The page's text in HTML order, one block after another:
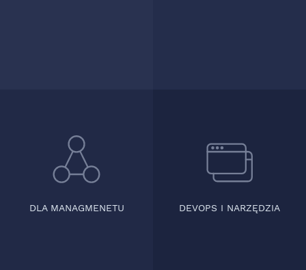
DLA MANAGMENETU DEVOPS I NARZĘDZIA